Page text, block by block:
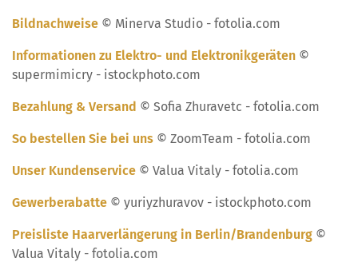
Bildnachweise © Minerva Studio - fotolia.com
Informationen zu Elektro- und Elektronikgeräten ©
supermimicry - istockphoto.com
Bezahlung & Versand © Sofia Zhuravetc - fotolia.com
So bestellen Sie bei uns © ZoomTeam - fotolia.com
Unser Kundenservice © Valua Vitaly - fotolia.com
Gewerberabatte © yuriyzhuravov - istockphoto.com
Preisliste Haarverlängerung in Berlin/Brandenburg ©
Valua Vitaly - fotolia.com